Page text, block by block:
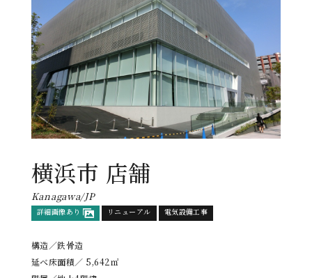
横浜市 店舗
Kanagawa/JP
詳細画像あり リニューアル 電気設備工事
構造／鉄骨造
延べ床面積／ 5,642㎡